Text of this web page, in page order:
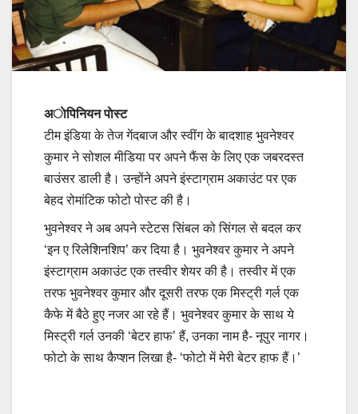
अाेपिनियन पाेस्ट
टीम इंडिया के तेज गेंदबाज और स्वींग के बादशाह भुवनेश्वर
कुमार ने सोशल मीडिया पर अपने फैंस के लिए एक जबरदस्त
बाउंसर डाली है। उन्होंने अपने इंस्टाग्राम अकाउंट पर एक
बेहद रोमांटिक फोटो पोस्ट की है।
भुवनेश्वर ने अब अपने स्टेटस सिंबल को सिंगल से बदल कर
‘इन ए रिलेशिनशिप’ कर दिया है। भुवनेश्वर कुमार ने अपने
इंस्टाग्राम अकाउंट एक तस्वीर शेयर की है। तस्वीर में एक
तरफ भुवनेश्वर कुमार और दूसरी तरफ एक मिस्ट्री गर्ल एक
कैफे में बैठे हुए नजर आ रहे हैं। भुवनेश्वर कुमार के साथ ये
मिस्ट्री गर्ल उनकी ‘बेटर हाफ’ हैं, उनका नाम है- नूपुर नागर।
फोटो के साथ कैप्शन लिखा है- ‘फोटो में मेरी बेटर हाफ हैं।’